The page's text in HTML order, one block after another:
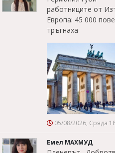
работниците от
Европа: 45 000
тръгнаха
05/08/2026, Сряда
Емел МАХМУД